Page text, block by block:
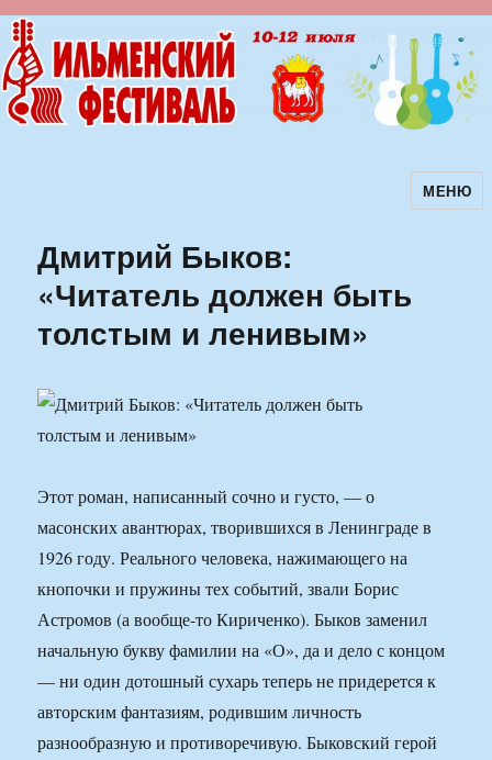
Ильменский фестиваль авторскойМЕНЮ
Дмитрий Быков:
«Читатель должен быть
толстым и ленивым»
Этот роман, написанный сочно и густо, — о
масонских авантюрах, творившихся в Ленинграде в
1926 году. Реального человека, нажимающего на
кнопочки и пружины тех событий, звали Борис
Астромов (а вообще-то Кириченко). Быков заменил
начальную букву фамилии на «О», да и дело с концом
— ни один дотошный сухарь теперь не придерется к
авторским фантазиям, родившим личность
разнообразную и противоречивую. Быковский герой